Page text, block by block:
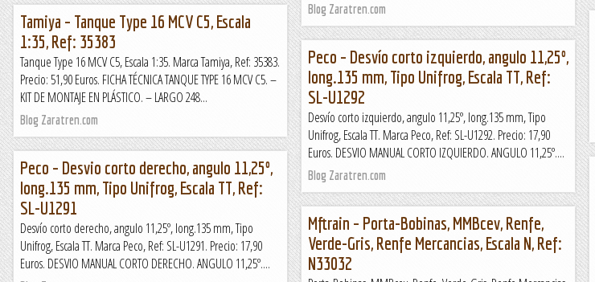
Blog Zaratren.com
Tamiya – Tanque Type 16 MCV C5, Escala
1:35, Ref: 35383
Tanque Type 16 MCV C5, Escala 1:35. Marca Tamiya, Ref: 35383.
Precio: 51,90 Euros. FICHA TÉCNICA TANQUE TYPE 16 MCV C5. –
KIT DE MONTAJE EN PLÁSTICO. – LARGO 248...
Blog Zaratren.com
Peco – Desvío corto izquierdo, angulo 11,25º,
long.135 mm, Tipo Unifrog, Escala TT, Ref:
SL-U1292
Desvío corto izquierdo, angulo 11,25º, long.135 mm, Tipo
Unifrog, Escala TT. Marca Peco, Ref: SL-U1292. Precio: 17,90
Euros. DESVIO MANUAL CORTO IZQUIERDO. ANGULO 11,25º....
Blog Zaratren.com
Peco – Desvio corto derecho, angulo 11,25º,
long.135 mm, Tipo Unifrog, Escala TT, Ref:
SL-U1291
Desvío corto derecho, angulo 11,25º, long.135 mm, Tipo
Unifrog, Escala TT. Marca Peco, Ref: SL-U1291. Precio: 17,90
Euros. DESVIO MANUAL CORTO DERECHO. ANGULO 11,25º....
Mftrain – Porta-Bobinas, MMBcev, Renfe,
Verde-Gris, Renfe Mercancias, Escala N, Ref:
N33032